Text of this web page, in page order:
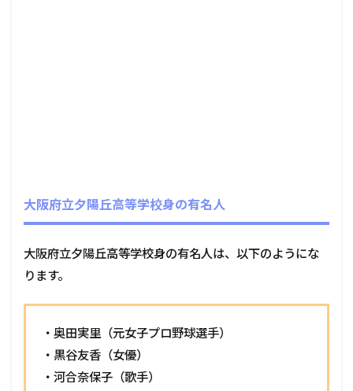
大阪府立夕陽丘高等学校身の有名人
大阪府立夕陽丘高等学校身の有名人は、以下のようにな
ります。
・ 奥田実里 （元女子プロ野球選手）
・黒谷友香（女優）
・河合奈保子（歌手）